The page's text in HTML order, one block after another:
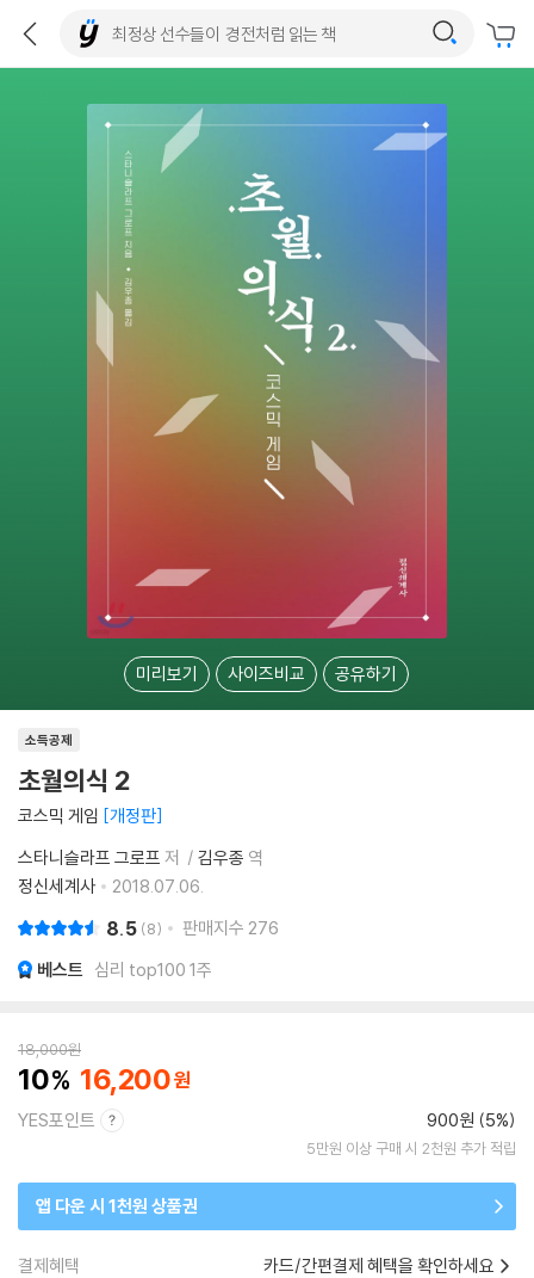
미리보기 사이즈비교 공유하기
소득공제
초월의식 2
코스믹 게임 개정판
스타니슬라프 그로프 저 김우종 역
정신세계사
2018.07.06.
8.5 8 판매지수 276
베스트 심리 top100 1주
18,000원
10 16,200
YES포인트 900원 (5%)
5만원 이상 구매 시 2천원 추가 적립
앱 다운 시 1천원 상품권
결제혜택 카드/간편결제 혜택을 확인하세요